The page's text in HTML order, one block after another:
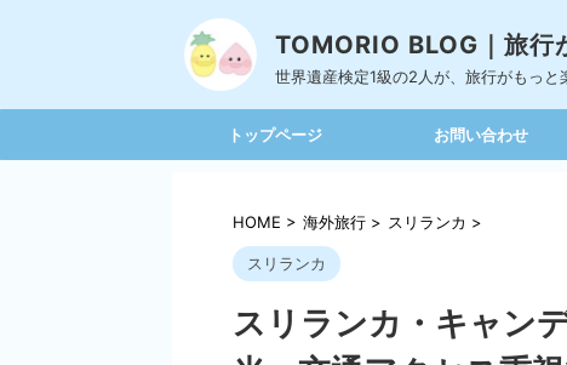
TOMORIO BLOG｜旅行
世界遺産検定1級の2人が、旅行がもっと
トップページ お問い合わせ
HOME > 海外旅行 > スリランカ >
スリランカ
スリランカ・キャン